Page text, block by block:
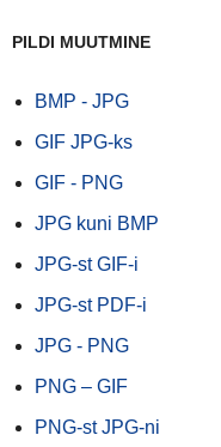
PILDI MUUTMINE
BMP - JPG
GIF JPG-ks
GIF - PNG
JPG kuni BMP
JPG-st GIF-i
JPG-st PDF-i
JPG - PNG
PNG – GIF
PNG-st JPG-ni